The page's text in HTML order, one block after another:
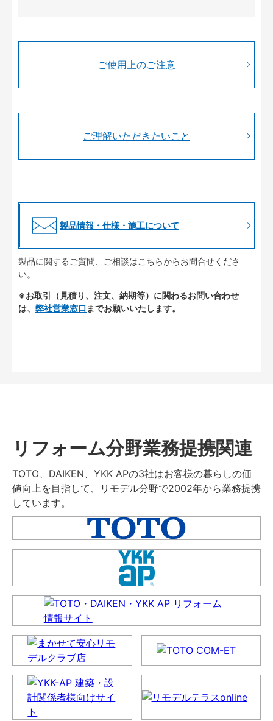
ご使用上のご注意
ご理解いただきたいこと
製品情報・仕様・施工について
製品に関するご質問、ご相談はこちらからお問合せくださ
い。
※お取引（見積り、注文、納期等）に関わるお問い合わせ
は、 弊社営業窓口 までお願いいたします。
リフォーム分野業務提携関連
TOTO、DAIKEN、YKK APの3社はお客様の暮らしの価
値向上を目指して、リモデル分野で2002年から業務提携
しています。